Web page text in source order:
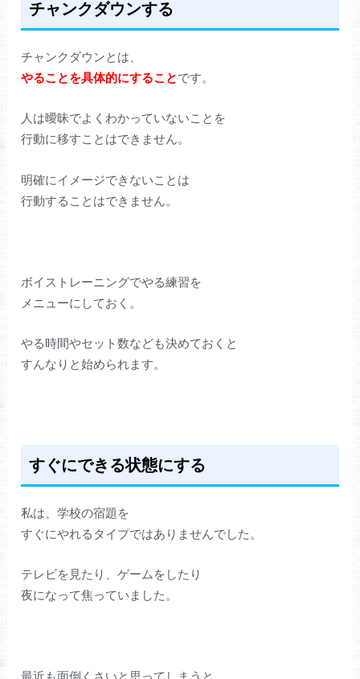
チャンクダウンする
チャンクダウンとは、
やることを具体的にすることです。
人は曖昧でよくわかっていないことを
行動に移すことはできません。
明確にイメージできないことは
行動することはできません。
ボイストレーニングでやる練習を
メニューにしておく。
やる時間やセット数なども決めておくと
すんなりと始められます。
すぐにできる状態にする
私は、学校の宿題を
すぐにやれるタイプではありませんでした。
テレビを見たり、ゲームをしたり
夜になって焦っていました。